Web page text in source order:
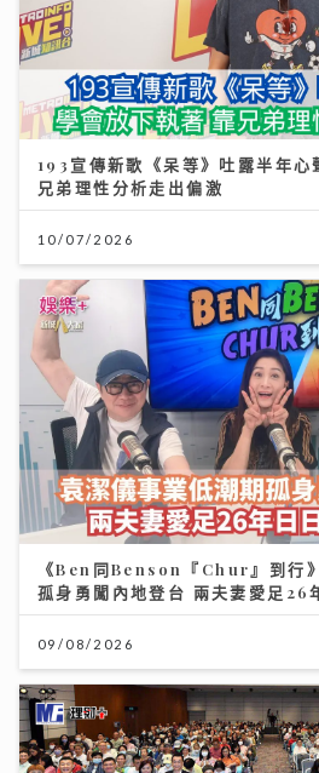
193宣傳新歌《呆等》吐露半年心
兄弟理性分析走出偏激
10/07/2026
《Ben同Benson『Chur』到行
孤身勇闖內地登台 兩夫妻愛足26
09/08/2026